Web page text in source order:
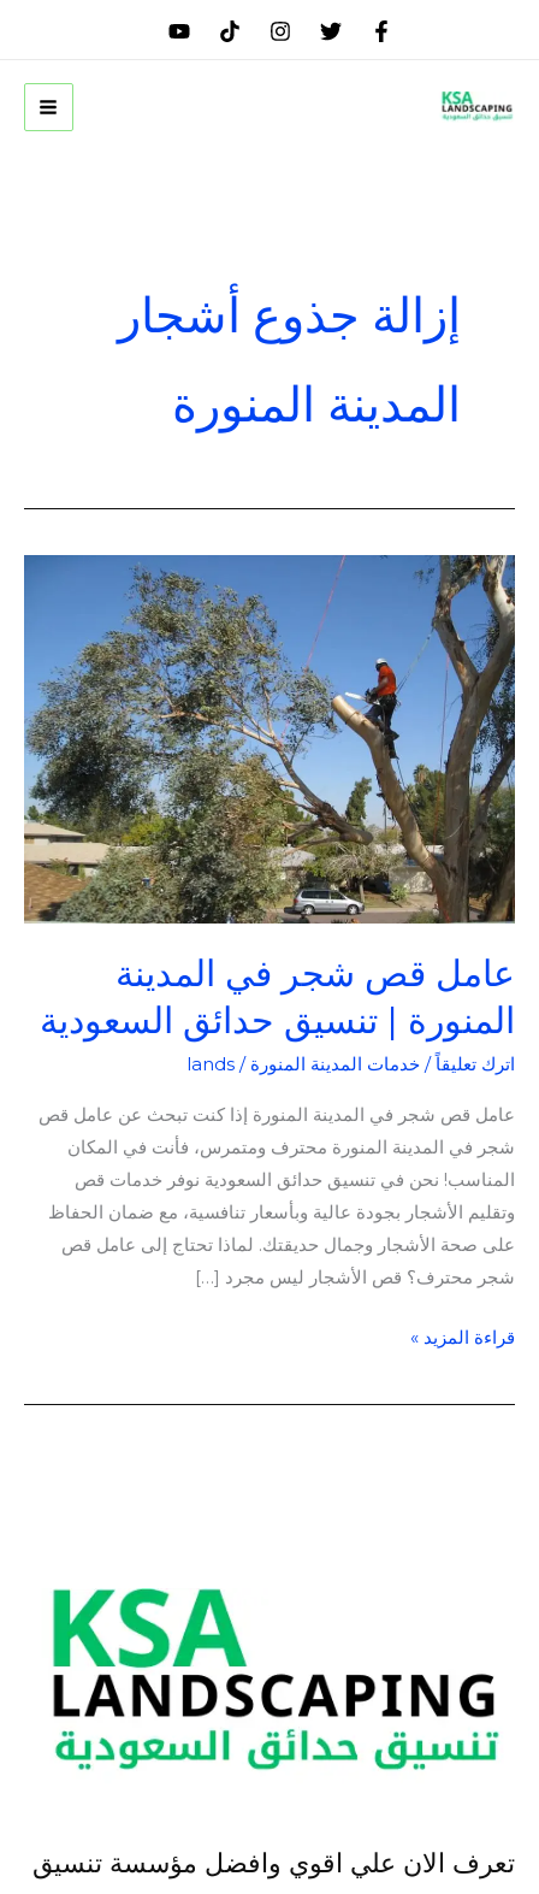
إزالة جذوع أشجار
المدينة المنورة
عامل قص شجر في المدينة
المنورة | تنسيق حدائق السعودية
اترك تعليقاً / خدمات المدينة المنورة /
lands
عامل قص شجر في المدينة المنورة إذا كنت تبحث عن عامل قص
شجر في المدينة المنورة محترف ومتمرس، فأنت في المكان
المناسب! نحن في تنسيق حدائق السعودية نوفر خدمات قص
وتقليم الأشجار بجودة عالية وبأسعار تنافسية، مع ضمان الحفاظ
على صحة الأشجار وجمال حديقتك. لماذا تحتاج إلى عامل قص
شجر محترف؟ قص الأشجار ليس مجرد […]
عامل
قص
شجر
في
المدينة
المنورة
|
تنسيق
حدائق
السعودية
قراءة المزيد »
تعرف الان علي اقوي وافضل مؤسسة تنسيق